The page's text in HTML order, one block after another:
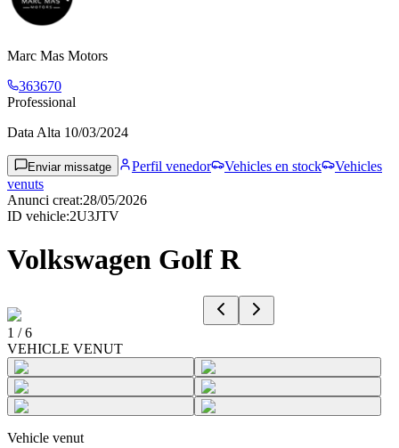
Marc Mas Motors
363670
Professional
Data Alta 10/03/2024
Enviar missatge Perfil venedor Vehicles en stock
Vehicles
venuts
Anunci creat:28/05/2026
ID vehicle:2U3JTV
Volkswagen Golf R
1 /6
VEHICLE VENUT
Vehicle venut